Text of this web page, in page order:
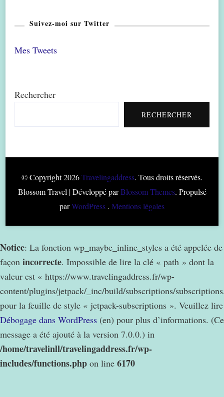
Suivez-moi sur Twitter
Mes Tweets
Rechercher
RECHERCHER
© Copyright 2026Travelingaddress. Tous droits réservés.
Blossom Travel | Développé parBlossom Themes. Propulsé
parWordPress . Mentions légales
Notice: La fonction wp_maybe_inline_styles a été appelée de
façon incorrecte. Impossible de lire la clé « path » dont la
valeur est « https://www.travelingaddress.fr/wp-
content/plugins/jetpack/_inc/build/subscriptions/
pour la feuille de style « jetpack-subscriptions ». Veuillez lire
Débogage dans WordPress (en) pour plus d’informations. (Ce
message a été ajouté à la version 7.0.0.) in
/home/travelinll/travelingaddress.fr/wp-
includes/functions.php on line 6170